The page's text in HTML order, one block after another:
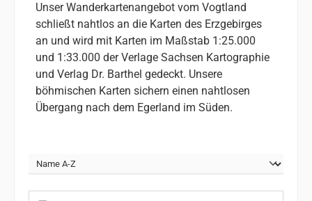
Unser Wanderkartenangebot vom Vogtland
schließt nahtlos an die Karten des Erzgebirges
an und wird mit Karten im Maßstab 1:25.000
und 1:33.000 der Verlage Sachsen Kartographie
und Verlag Dr. Barthel gedeckt. Unsere
böhmischen Karten sichern einen nahtlosen
Übergang nach dem Egerland im Süden.